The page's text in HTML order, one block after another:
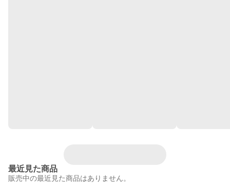
最近見た商品
販売中の最近見た商品はありません。